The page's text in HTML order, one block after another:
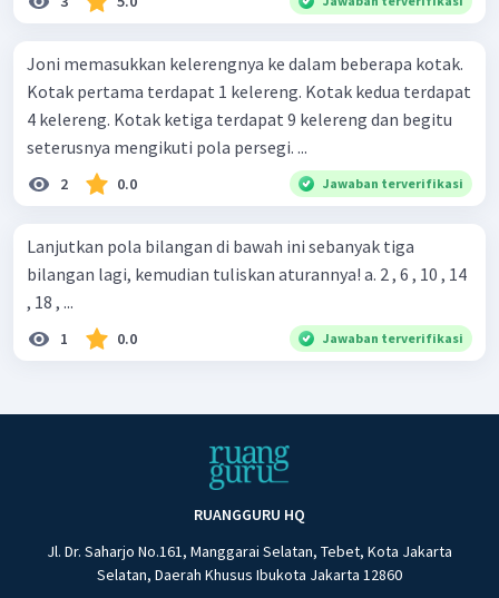
Joni memasukkan kelerengnya ke dalam beberapa kotak.
Kotak pertama terdapat 1 kelereng. Kotak kedua terdapat
4 kelereng. Kotak ketiga terdapat 9 kelereng dan begitu
seterusnya mengikuti pola persegi. ...
2 0.0 Jawaban terverifikasi
Lanjutkan pola bilangan di bawah ini sebanyak tiga
bilangan lagi, kemudian tuliskan aturannya! a. 2 , 6 , 10 , 14
, 18 , ...
1 0.0 Jawaban terverifikasi
RUANGGURU HQ
Jl. Dr. Saharjo No.161, Manggarai Selatan, Tebet, Kota Jakarta
Selatan, Daerah Khusus Ibukota Jakarta 12860